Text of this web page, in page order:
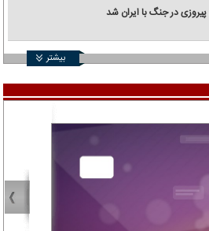
در جنگ با ایران شد
بیشتر